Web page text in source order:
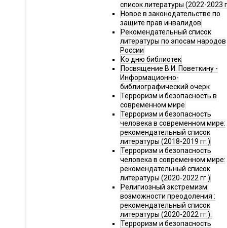
список литературы (2022-2023
Новое в законодательстве по
защите прав инвалидов
Рекомендательный список
литературы по эпосам народов
России
Ко дню библиотек
Посвящение В.И. Поветкину -
Информационно-
библиографический очерк
Терроризм и безопасность в
современном мире
Терроризм и безопасность
человека в современном мире:
рекомендательный список
литературы (2018-2019 гг.)
Терроризм и безопасность
человека в современном мире:
рекомендательный список
литературы (2020-2022 гг.)
Религиозный экстремизм:
возможности преодоления :
рекомендательный список
литературы (2020-2022 гг.).
Терроризм и безопасность